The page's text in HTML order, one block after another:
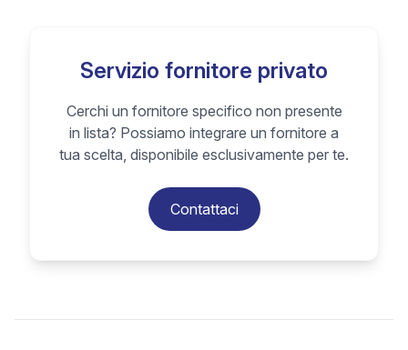
Servizio fornitore privato
Cerchi un fornitore specifico non presente
in lista? Possiamo integrare un fornitore a
tua scelta, disponibile esclusivamente per te.
Contattaci